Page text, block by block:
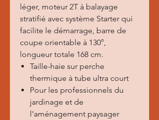
léger, moteur 2T à balayage
stratifié avec système Starter qui
facilite le démarrage, barre de
coupe orientable à 130°,
longueur totale 168 cm.
Taille-haie sur perche
thermique à tube ultra court
Pour les professionnels du
jardinage et de
l'aménagement paysager